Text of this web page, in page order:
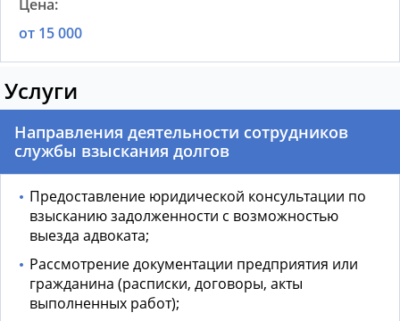
от 15 000
Услуги
Направления деятельности сотрудников
службы взыскания долгов
Предоставление юридической консультации по
взысканию задолженности с возможностью
выезда адвоката;
Рассмотрение документации предприятия или
гражданина (расписки, договоры, акты
выполненных работ);